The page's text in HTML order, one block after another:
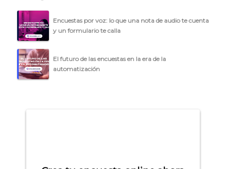
Encuestas por voz: lo que una nota de audio te cuenta
y un formulario te calla
El futuro de las encuestas en la era de la
automatización